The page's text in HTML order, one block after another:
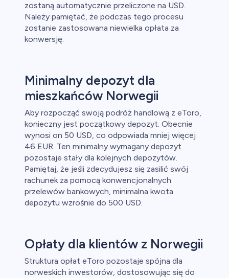
zostaną automatycznie przeliczone na USD.
Należy pamiętać, że podczas tego procesu
zostanie zastosowana niewielka opłata za
konwersję.
Minimalny depozyt dla
mieszkańców Norwegii
Aby rozpocząć swoją podróż handlową z eToro,
konieczny jest początkowy depozyt. Obecnie
wynosi on 50 USD, co odpowiada mniej więcej
46 EUR. Ten minimalny wymagany depozyt
pozostaje stały dla kolejnych depozytów.
Pamiętaj, że jeśli zdecydujesz się zasilić swój
rachunek za pomocą konwencjonalnych
przelewów bankowych, minimalna kwota
depozytu wzrośnie do 500 USD.
Opłaty dla klientów z Norwegii
Struktura opłat eToro pozostaje spójna dla
norweskich inwestorów, dostosowując się do